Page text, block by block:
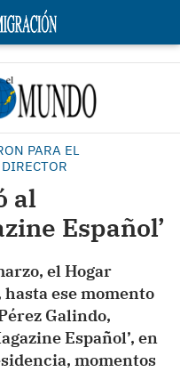
PARA EL
al
Español’
el Hogar
hasta ese momento
Galindo,
Español’, en
momentos